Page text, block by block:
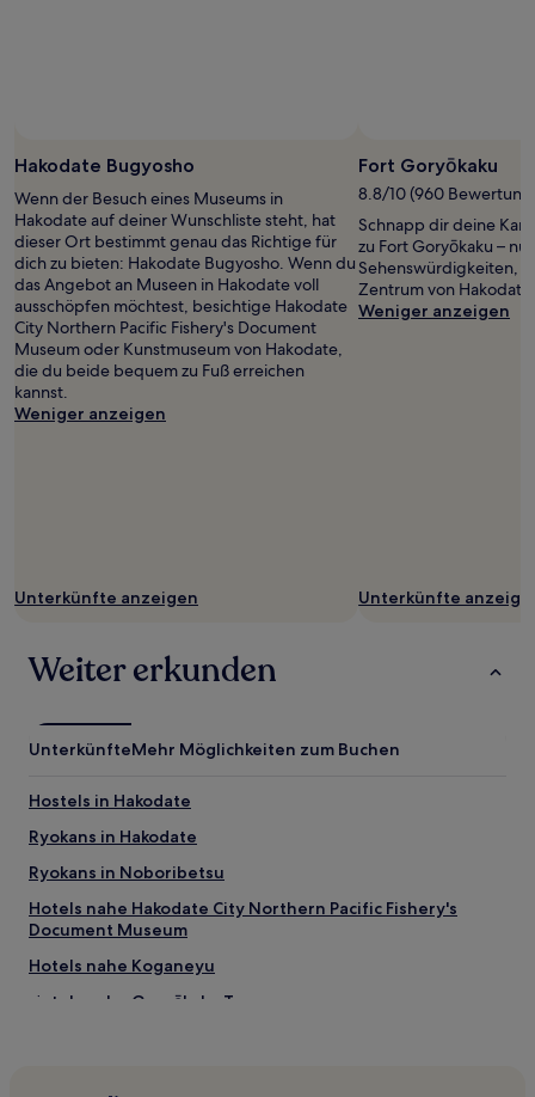
Hakodate Bugyosho
Wenn der Besuch eines Museums in
Hakodate auf deiner Wunschliste steht, hat
dieser Ort bestimmt genau das Richtige für
dich zu bieten: Hakodate Bugyosho. Wenn du
das Angebot an Museen in Hakodate voll
ausschöpfen möchtest, besichtige Hakodate
City Northern Pacific Fishery's Document
Museum oder Kunstmuseum von Hakodate,
die du beide bequem zu Fuß erreichen
kannst.
Weniger anzeigen
Unterkünfte anzeigen
Fort Goryōkaku
8.8/10 (960
Schnapp dir deine
zu Fort Goryōkaku –
Sehenswürdigkeiten,
Zentrum von
Weniger anzeigen
Unterkünfte
Weiter erkunden
UnterkünfteMehr Möglichkeiten zum Buchen
Hostels in Hakodate
Ryokans in Hakodate
Ryokans in Noboribetsu
Hotels nahe Hakodate City Northern Pacific Fishery's
Document Museum
Hotels nahe Koganeyu
Hotels nahe Goryōkaku Tower